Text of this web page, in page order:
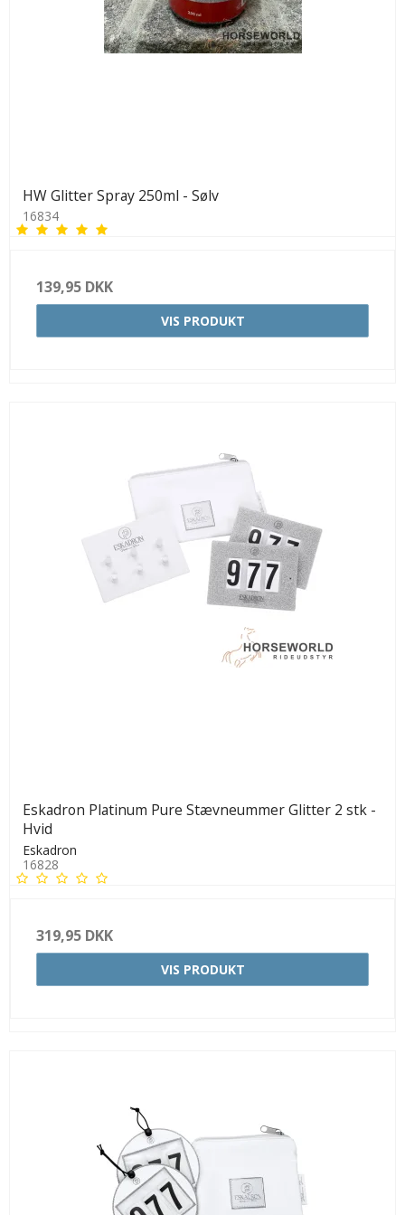
HW Glitter Spray 250ml - Sølv
16834
139,95 DKK
VIS PRODUKT
Eskadron Platinum Pure Stævneummer Glitter 2 stk -
Hvid
Eskadron
16828
319,95 DKK
VIS PRODUKT